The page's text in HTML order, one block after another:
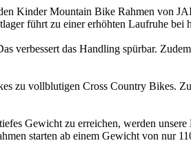
Kinder Mountain Bike Rahmen von
führt zu einer erhöhten Laufruhe
das Handling spürbar.
zu vollblutigen Cross Country Bikes.
Gewicht zu erreichen, werden
starten ab einem Gewicht von nur